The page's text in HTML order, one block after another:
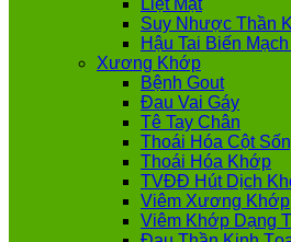
Liệt Mặt
Suy Nhược Thần
Hậu Tai Biến
Xương Khớp
Bệnh Gout
Đau Vai Gáy
Tê Tay Chân
Thoái Hóa Cột
Thoái Hóa Khớp
TVĐĐ Hút Dịch
Viêm Xương Khớp
Viêm Khớp Dạng